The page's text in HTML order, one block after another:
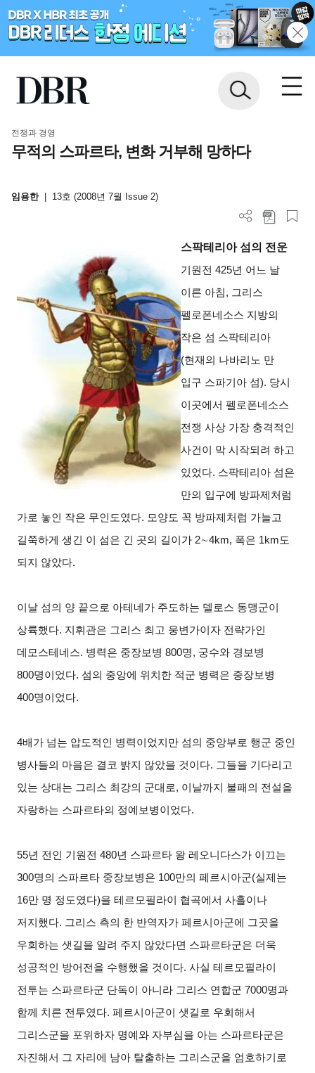
전쟁과 경영
무적의 스파르타, 변화 거부해 망하다
임용한 13호 (2008년 7월 Issue 2)
스팍테리아 섬의 전운
기원전 425년 어느 날
이른 아침, 그리스
펠로폰네소스 지방의
작은 섬 스팍테리아
(현재의 나바리노 만
입구 스파기아 섬). 당시
이곳에서 펠로폰네소스
전쟁 사상 가장 충격적인
사건이 막 시작되려 하고
있었다. 스팍테리아 섬은
만의 입구에 방파제처럼
가로 놓인 작은 무인도였다. 모양도 꼭 방파제처럼 가늘고
길쭉하게 생긴 이 섬은 긴 곳의 길이가 2∼4km, 폭은 1km도
되지 않았다.
이날 섬의 양 끝으로 아테네가 주도하는 델로스 동맹군이
상륙했다. 지휘관은 그리스 최고 웅변가이자 전략가인
데모스테네스. 병력은 중장보병 800명, 궁수와 경보병
800명이었다. 섬의 중앙에 위치한 적군 병력은 중장보병
400명이었다.
4배가 넘는 압도적인 병력이었지만 섬의 중앙부로 행군 중인
병사들의 마음은 결코 밝지 않았을 것이다. 그들을 기다리고
있는 상대는 그리스 최강의 군대로, 이날까지 불패의 전설을
자랑하는 스파르타의 정예보병이었다.
55년 전인 기원전 480년 스파르타 왕 레오니다스가 이끄는
300명의 스파르타 중장보병은 100만의 페르시아군(실제는
16만 명 정도였다)을 테르모필라이 협곡에서 사흘이나
저지했다. 그리스 측의 한 반역자가 페르시아군에 그곳을
우회하는 샛길을 알려 주지 않았다면 스파르타군은 더욱
성공적인 방어전을 수행했을 것이다. 사실 테르모필라이
전투는 스파르타군 단독이 아니라 그리스 연합군 7000명과
함께 치른 전투였다. 페르시아군이 샛길로 우회해서
그리스군을 포위하자 명예와 자부심을 아는 스파르타군은
자진해서 그 자리에 남아 탈출하는 그리스군을 엄호하기로